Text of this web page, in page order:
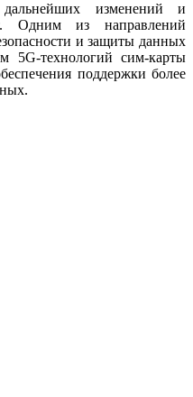
изменений и
Одним из направлений
и защиты данных
5G-технологий сим-карты
поддержки более